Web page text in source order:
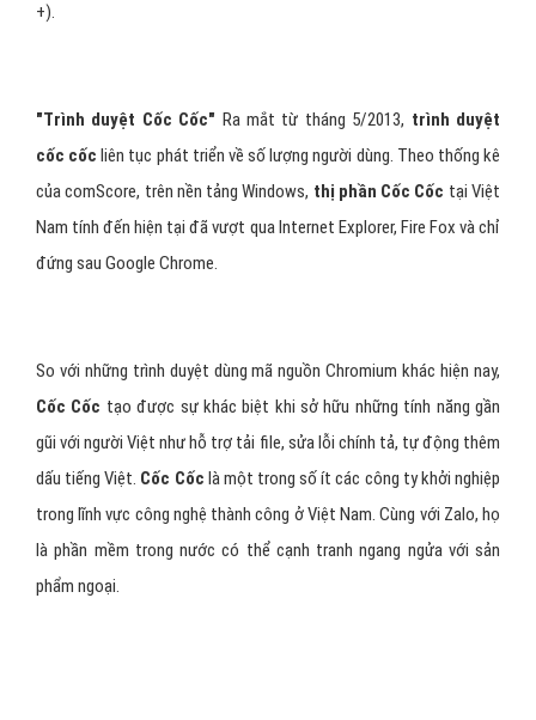
+).
"Trình duyệt Cốc Cốc" Ra mắt từ tháng 5/2013, trình duyệt
cốc cốc liên tục phát triển về số lượng người dùng. Theo thống kê
của comScore, trên nền tảng Windows, thị phần Cốc Cốc tại Việt
Nam tính đến hiện tại đã vượt qua Internet Explorer, Fire Fox và chỉ
đứng sau Google Chrome.
So với những trình duyệt dùng mã nguồn Chromium khác hiện nay,
Cốc Cốc tạo được sự khác biệt khi sở hữu những tính năng gần
gũi với người Việt như hỗ trợ tải file, sửa lỗi chính tả, tự động thêm
dấu tiếng Việt. Cốc Cốc là một trong số ít các công ty khởi nghiệp
trong lĩnh vực công nghệ thành công ở Việt Nam. Cùng với Zalo, họ
là phần mềm trong nước có thể cạnh tranh ngang ngửa với sản
phẩm ngoại.